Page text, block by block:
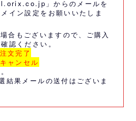
」からのメールを
イン設定をお願いいたしま
合もございますので、ご購入
認ください。
文完了
ンセル
結果メールの送付はございま